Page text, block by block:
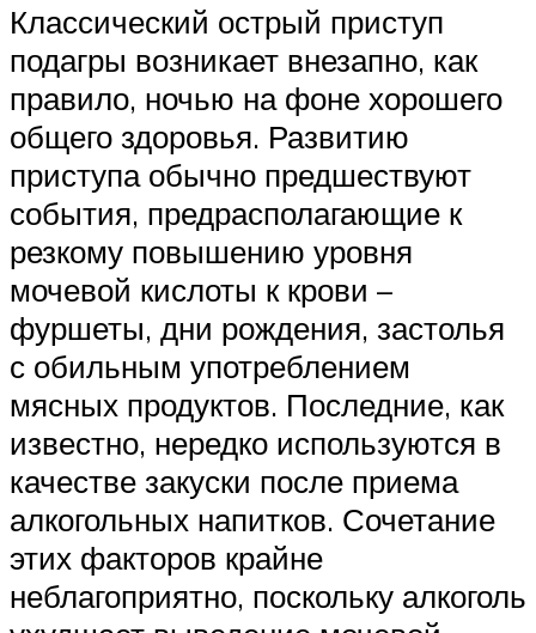
Классический острый приступ
подагры возникает внезапно, как
правило, ночью на фоне хорошего
общего здоровья. Развитию
приступа обычно предшествуют
события, предрасполагающие к
резкому повышению уровня
мочевой кислоты к крови –
фуршеты, дни рождения, застолья
с обильным употреблением
мясных продуктов. Последние, как
известно, нередко используются в
качестве закуски после приема
алкогольных напитков. Сочетание
этих факторов крайне
неблагоприятно, поскольку алкоголь